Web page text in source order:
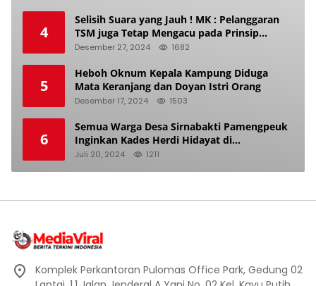
4
Selisih Suara yang Jauh ! MK : Pelanggaran
TSM juga Tetap Mengacu pada Prinsip
Keadilan Pemilu
Desember 27, 2024 1682
5
Heboh Oknum Kepala Kampung Diduga
Mata Keranjang dan Doyan Istri Orang
Desember 17, 2024 1503
6
Semua Warga Desa Sirnabakti Pamengpeuk
Inginkan Kades Herdi Hidayat di
Berhentikan Dari Jabatan nya
Juli 20, 2024 1211
Komplek Perkantoran Pulomas Office Park, Gedung 02